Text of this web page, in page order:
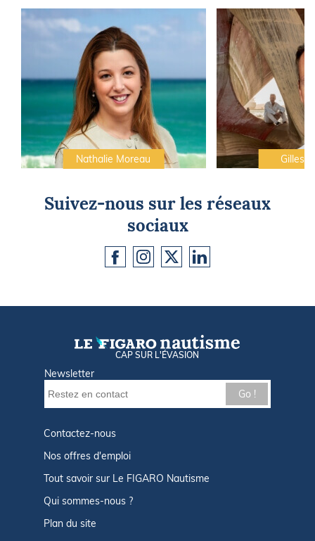
Nathalie Moreau Gilles
Suivez-nous sur les réseaux
sociaux
CAP SUR L'ÉVASION
Newsletter
Go !
Contactez-nous
Nos offres d'emploi
Tout savoir sur Le FIGARO Nautisme
Qui sommes-nous ?
Plan du site